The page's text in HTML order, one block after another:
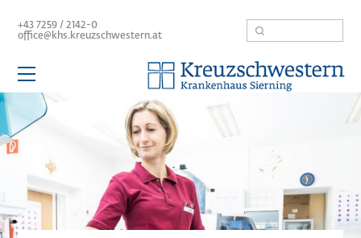
zum+43 7259 / 2142-0
office@khs.kreuzschwestern.at
Suche
Hauptnavigation
Kompetenzbereiche
Patienten / Besucher
Unser Haus
Karriere
Leitbild
Befundanforderung
Image